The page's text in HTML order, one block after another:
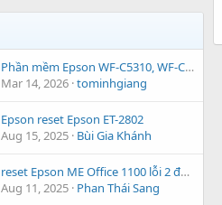
Phần mềm Epson WF-C5310, WF-C5390, WF-C5810, WF-C5890 Adjustment Program
Mar 14, 2026 tominhgiang
Epson reset Epson ET-2802
Aug 15, 2025 Bùi Gia Khánh
reset Epson ME Office 1100 lỗi 2 đèn đỏ chớp nháy
Aug 11, 2025 Phan Thái Sang